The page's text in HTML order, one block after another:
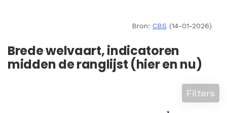
Bron: CBS (14-01-2026)
Brede welvaart, indicatoren
midden de ranglijst (hier en nu)
Filters